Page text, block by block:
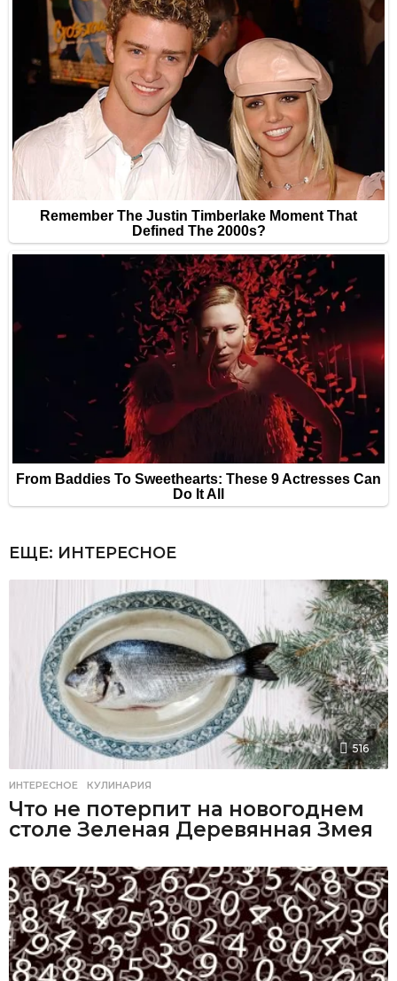
ЕЩЕ: ИНТЕРЕСНОЕ
516
ИНТЕРЕСНОЕ ,КУЛИНАРИЯ
Что не потерпит на новогоднем
столе Зеленая Деревянная Змея